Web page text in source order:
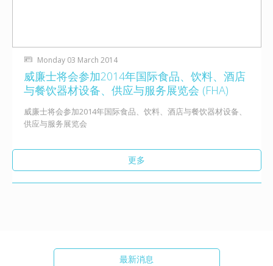
Monday 03 March 2014
威廉士将会参加2014年国际食品、饮料、酒店
与餐饮器材设备、供应与服务展览会 (FHA)
威廉士将会参加2014年国际食品、饮料、酒店与餐饮器材设备、
供应与服务展览会
更多
最新消息